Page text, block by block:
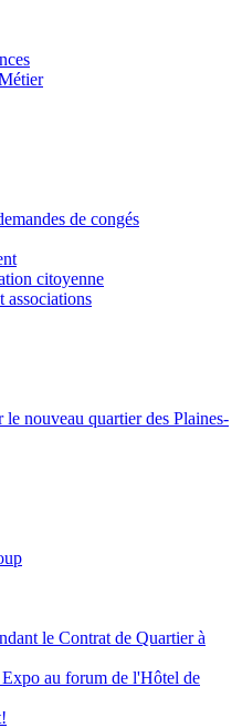
de congés
citoyenne
associations
le nouveau quartier des Plaines-
le Contrat de Quartier à
au forum de l'Hôtel de